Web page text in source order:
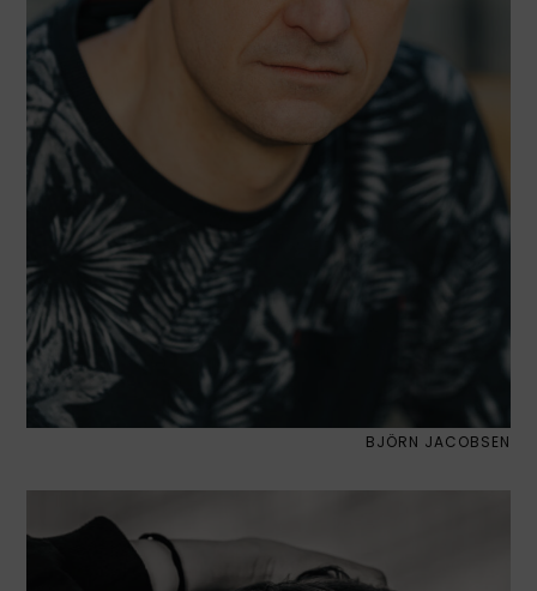
BJÖRN JACOBSEN